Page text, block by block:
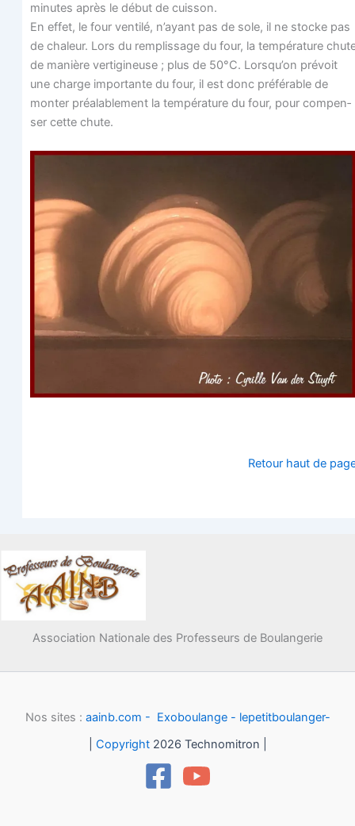
minutes après le début de cuisson.
En effet, le four ven­ti­lé, n’ayant pas de sole, il ne stocke pas
de cha­leur. Lors du rem­plis­sage du four, la tem­pé­ra­ture
de manière ver­ti­gi­neuse ; plus de 50°C. Lorsqu’on pré­voit
une charge impor­tante du four, il est donc pré­fé­rable de
mon­ter préa­la­ble­ment la tem­pé­ra­ture du four, pour com­pen­
ser cette chute.
Retour haut de
Association Nationale des Professeurs de Boulangerie
Nos sites : aainb.com - Exoboulange - lepetitboulanger-
Copyright2026 Technomitron |